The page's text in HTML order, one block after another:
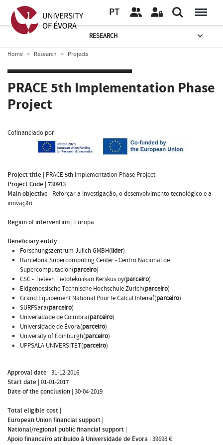
PT
RESEARCH
Home Research Projects
PRACE 5th Implementation Phase
Project
Cofinanciado por:
Project title | PRACE 5th Implementation Phase Project
Project Code | 730913
Main objective | Reforçar a Investigação, o desenvolvimento tecnológico e a
inovação
Region of intervention | Europa
Beneficiary entity|
Forschungszentrum Julich GMBH(líder)
Barcelona Supercomputing Center - Centro Nacional de
Supercomputacion(parceiro)
CSC - Tieteen Tietotekniikan Kerskus oy(parceiro)
Eidgenossische Technische Hochschule Zurich(parceiro)
Grand Equipement National Pour le Calcul Intensif(parceiro)
SURFSara(parceiro)
Universidade de Coimbra(parceiro)
Universidade de Évora(parceiro)
University of Edinburgh(parceiro)
UPPSALA UNIVERSITET(parceiro)
Approval date | 31-12-2016
Start date | 01-01-2017
Date of the conclusion | 30-04-2019
Total eligible cost |
European Union financial support |
National/regional public financial support |
Apoio financeiro atribuído à Universidade de Évora | 39698 €